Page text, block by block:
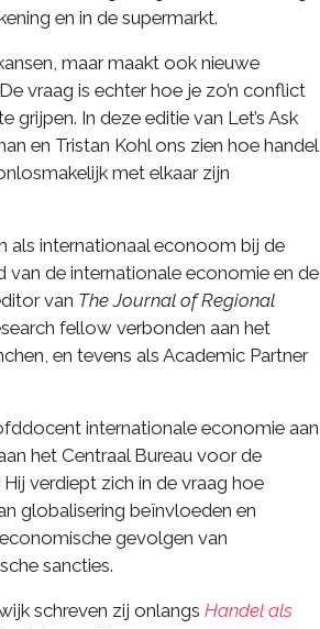
en in de supermarkt.
maar maakt ook nieuwe
vraag is echter hoe je zo’n conflict
grijpen. In deze editie van Let’s Ask
en Tristan Kohl ons zien hoe handel
met elkaar zijn
als internationaal econoom bij de
van de internationale economie en de
van The Journal of Regional
fellow verbonden aan het
en tevens als Academic Partner
internationale economie aan
het Centraal Bureau voor de
verdiept zich in de vraag hoe
globalisering beïnvloeden en
gevolgen van
sancties.
schreven zij onlangs Handel als